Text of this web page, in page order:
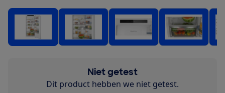
Niet getest
Dit product hebben we niet getest.